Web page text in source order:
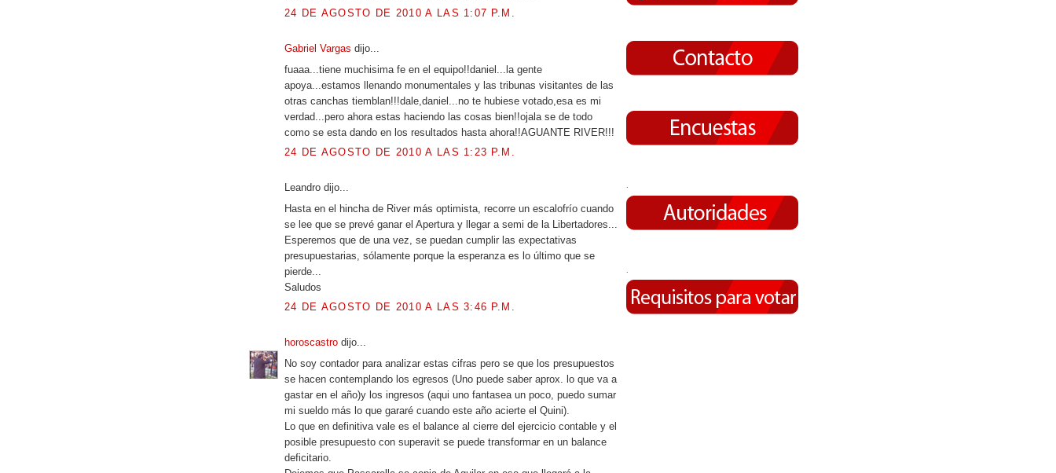
24 DE AGOSTO DE 2010 A LAS 1:07 P.M.
Gabriel Vargas dijo...
fuaaa...tiene muchisima fe en el equipo!!daniel...la gente
apoya...estamos llenando monumentales y las tribunas visitantes de las
otras canchas tiemblan!!!dale,daniel...no te hubiese votado,esa es mi
verdad...pero ahora estas haciendo las cosas bien!!ojala se de todo
como se esta dando en los resultados hasta ahora!!AGUANTE RIVER!!!
24 DE AGOSTO DE 2010 A LAS 1:23 P.M.
Leandro dijo...
Hasta en el hincha de River más optimista, recorre un escalofrío cuando
se lee que se prevé ganar el Apertura y llegar a semi de la Libertadores...
Esperemos que de una vez, se puedan cumplir las expectativas
presupuestarias, sólamente porque la esperanza es lo último que se
pierde...
Saludos
24 DE AGOSTO DE 2010 A LAS 3:46 P.M.
horoscastro dijo...
No soy contador para analizar estas cifras pero se que los presupuestos
se hacen contemplando los egresos (Uno puede saber aprox. lo que va a
gastar en el año)y los ingresos (aqui uno fantasea un poco, puedo sumar
mi sueldo más lo que gararé cuando este año acierte el Quini).
Lo que en definitiva vale es el balance al cierre del ejercicio contable y el
posible presupuesto con superavit se puede transformar en un balance
deficitario.